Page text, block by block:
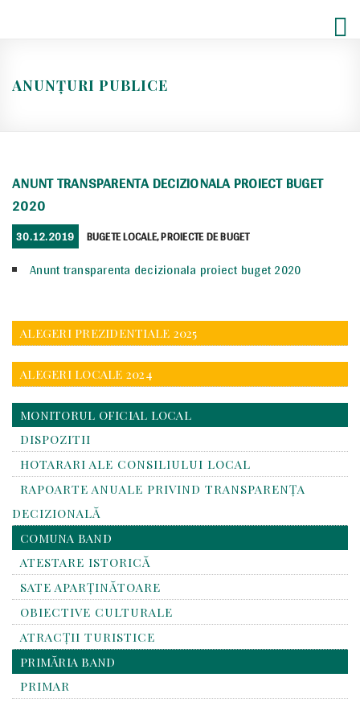
ANUNȚURI PUBLICE
ANUNT TRANSPARENTA DECIZIONALA PROIECT BUGET
2020
POSTED
ON
30.12.2019 CATEGORIES
BUGETE LOCALE,PROIECTE DE BUGET
Anunt transparenta decizionala proiect buget 2020
ALEGERI PREZIDENTIALE 2025
ALEGERI LOCALE 2024
MONITORUL OFICIAL LOCAL
DISPOZITII
HOTARARI ALE CONSILIULUI LOCAL
RAPOARTE ANUALE PRIVIND TRANSPARENŢA
DECIZIONALĂ
COMUNA BAND
ATESTARE ISTORICĂ
SATE APARȚINĂTOARE
OBIECTIVE CULTURALE
ATRACȚII TURISTICE
PRIMĂRIA BAND
PRIMAR